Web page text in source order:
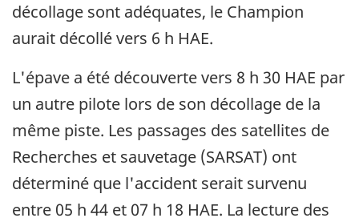
décollage sont adéquates, le Champion
aurait décollé vers 6 h HAE.
L'épave a été découverte vers 8 h 30 HAE par
un autre pilote lors de son décollage de la
même piste. Les passages des satellites de
Recherches et sauvetage (SARSAT) ont
déterminé que l'accident serait survenu
entre 05 h 44 et 07 h 18 HAE. La lecture des